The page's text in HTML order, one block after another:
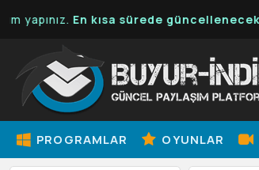
En kısa sürede güncellenecektir.
PROGRAMLAR OYUNLAR